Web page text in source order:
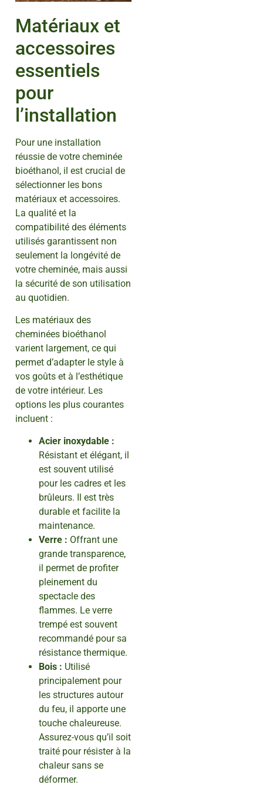
Matériaux et
accessoires
essentiels
pour
l’installation
Pour une installation
réussie de votre cheminée
bioéthanol, il est crucial de
sélectionner les bons
matériaux et accessoires.
La qualité et la
compatibilité des éléments
utilisés garantissent non
seulement la longévité de
votre cheminée, mais aussi
la sécurité de son utilisation
au quotidien.
Les matériaux des
cheminées bioéthanol
varient largement, ce qui
permet d’adapter le style à
vos goûts et à l’esthétique
de votre intérieur. Les
options les plus courantes
incluent :
Acier inoxydable :
Résistant et élégant, il
est souvent utilisé
pour les cadres et les
brûleurs. Il est très
durable et facilite la
maintenance.
Verre : Offrant une
grande transparence,
il permet de profiter
pleinement du
spectacle des
flammes. Le verre
trempé est souvent
recommandé pour sa
résistance thermique.
Bois : Utilisé
principalement pour
les structures autour
du feu, il apporte une
touche chaleureuse.
Assurez-vous qu’il soit
traité pour résister à la
chaleur sans se
déformer.